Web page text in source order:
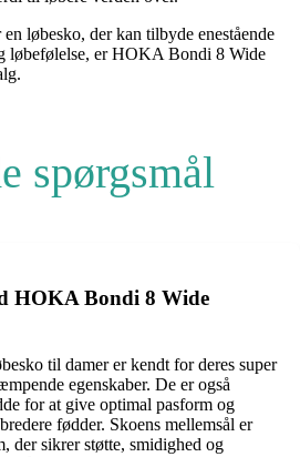
løbesko, der kan tilbyde enestående
løbefølelse, er HOKA Bondi 8 Wide
spørgsmål
HOKA Bondi 8 Wide
til damer er kendt for deres super
egenskaber. De er også
for at give optimal pasform og
fødder. Skoens mellemsål er
der sikrer støtte, smidighed og